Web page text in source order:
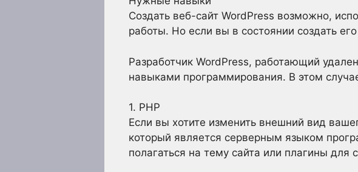
Создать веб-сайт WordPress возможно,
работы. Но если вы в состоянии создать
Разработчик WordPress, работающий
навыками программирования. В этом
1. PHP
Если вы хотите изменить внешний вид
который является серверным языком
полагаться на тему сайта или плагины для